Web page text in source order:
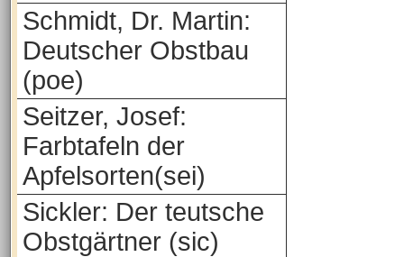
Schmidt, Dr. Martin:
Deutscher Obstbau
(poe)
Seitzer, Josef:
Farbtafeln der
Apfelsorten(sei)
Sickler: Der teutsche
Obstgärtner (sic)